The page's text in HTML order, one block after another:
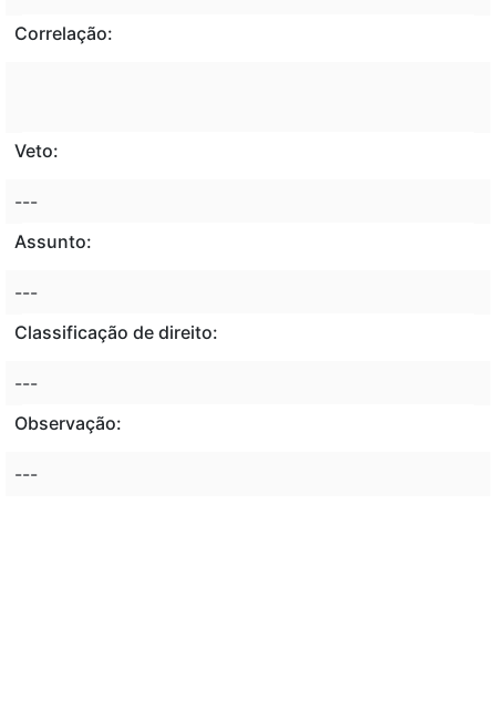
Correlação:
Veto:
---
Assunto:
---
Classificação de direito:
---
Observação:
---